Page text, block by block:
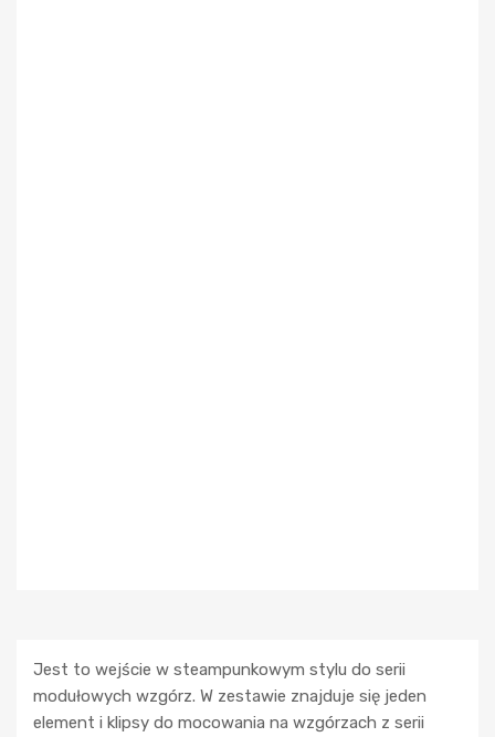
Jest to wejście w steampunkowym stylu do serii
modułowych wzgórz. W zestawie znajduje się jeden
element i klipsy do mocowania na wzgórzach z serii